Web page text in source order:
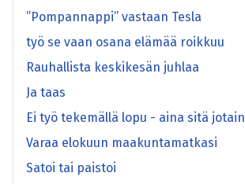
”Pompannappi” vastaan Tesla
työ se vaan osana elämää roikkuu
Rauhallista keskikesän juhlaa
Ja taas
Ei työ tekemällä lopu - aina sitä jotain
Varaa elokuun maakuntamatkasi
Satoi tai paistoi